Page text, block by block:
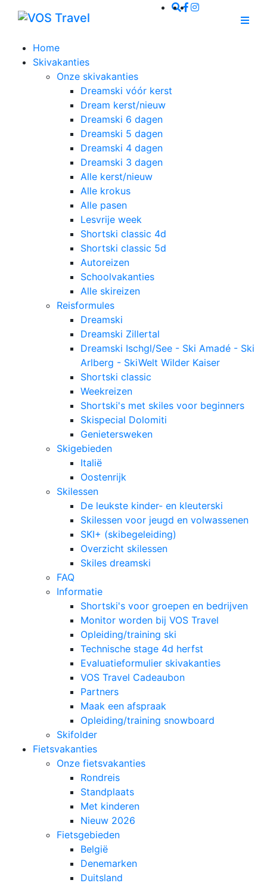
Home
Skivakanties
Onze skivakanties
Dreamski vóór kerst
Dream kerst/nieuw
Dreamski 6 dagen
Dreamski 5 dagen
Dreamski 4 dagen
Dreamski 3 dagen
Alle kerst/nieuw
Alle krokus
Alle pasen
Lesvrije week
Shortski classic 4d
Shortski classic 5d
Autoreizen
Schoolvakanties
Alle skireizen
Reisformules
Dreamski
Dreamski Zillertal
Dreamski Ischgl/See - Ski Amadé - Ski
Arlberg - SkiWelt Wilder Kaiser
Shortski classic
Weekreizen
Shortski's met skiles voor beginners
Skispecial Dolomiti
Genietersweken
Skigebieden
Italië
Oostenrijk
Skilessen
De leukste kinder- en kleuterski
Skilessen voor jeugd en volwassenen
SKI+ (skibegeleiding)
Overzicht skilessen
Skiles dreamski
FAQ
Informatie
Shortski's voor groepen en bedrijven
Monitor worden bij VOS Travel
Opleiding/training ski
Technische stage 4d herfst
Evaluatieformulier skivakanties
VOS Travel Cadeaubon
Partners
Maak een afspraak
Opleiding/training snowboard
Skifolder
Fietsvakanties
Onze fietsvakanties
Rondreis
Standplaats
Met kinderen
Nieuw 2026
Fietsgebieden
België
Denemarken
Duitsland